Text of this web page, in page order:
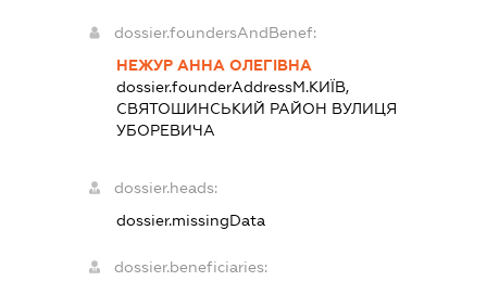
dossier.foundersAndBenef:
НЕЖУР АННА ОЛЕГІВНА
dossier.founderAddressМ.КИЇВ,
СВЯТОШИНСЬКИЙ РАЙОН ВУЛИЦЯ
УБОРЕВИЧА
dossier.heads:
dossier.missingData
dossier.beneficiaries: